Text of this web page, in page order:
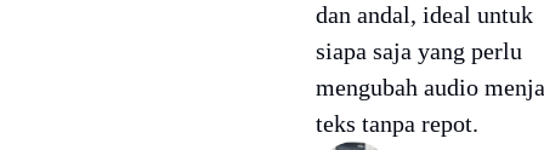
dan andal, ideal untuk
siapa saja yang perlu
mengubah audio
teks tanpa repot.